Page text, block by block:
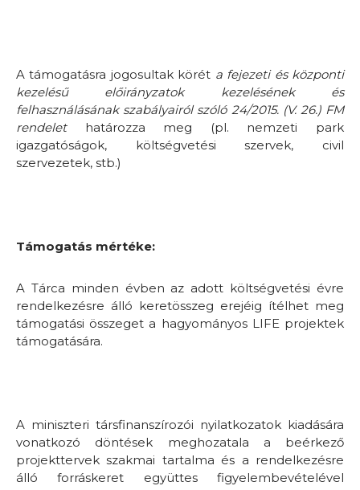
A támogatásra jogosultak körét a fejezeti és központi
kezelésű előirányzatok kezelésének és
felhasználásának szabályairól szóló 24/2015. (V. 26.) FM
rendelethatározza meg (pl. nemzeti park
igazgatóságok, költségvetési szervek, civil
szervezetek, stb.)
Támogatás mértéke:
A Tárca minden évben az adott költségvetési évre
rendelkezésre álló keretösszeg erejéig ítélhet meg
támogatási összeget a hagyományos LIFE projektek
támogatására.
A miniszteri társfinanszírozói nyilatkozatok kiadására
vonatkozó döntések meghozatala a beérkező
projekttervek szakmai tartalma és a rendelkezésre
álló forráskeret együttes figyelembevételével